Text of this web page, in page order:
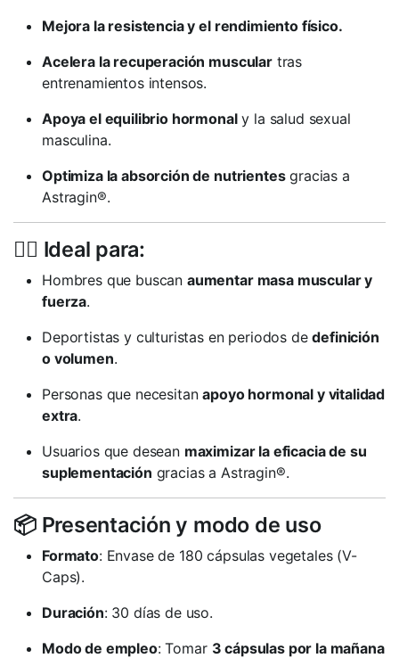
Mejora la resistencia y el rendimiento físico.
Acelera la recuperación musculartras
entrenamientos intensos.
Apoya el equilibrio hormonaly la salud sexual
masculina.
Optimiza la absorción de nutrientesgracias a
Astragin®.
🏋️‍♂️ Ideal para:
Hombres que buscan aumentar masa muscular y
fuerza.
Deportistas y culturistas en periodos dedefinición
o volumen.
Personas que necesitanapoyo hormonal y vitalidad
extra.
Usuarios que desean maximizar la eficacia de su
suplementación gracias a Astragin®.
📦 Presentación y modo de uso
Formato: Envase de 180 cápsulas vegetales (V-
Caps).
Duración: 30 días de uso.
Modo de empleo: Tomar 3 cápsulas por la mañana